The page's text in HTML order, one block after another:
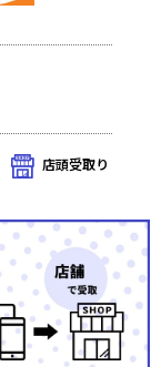
店頭受取り